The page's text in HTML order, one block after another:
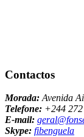
Contactos
Morada: Avenida
Telefone: +244
E-mail:
Skype: fibenguela